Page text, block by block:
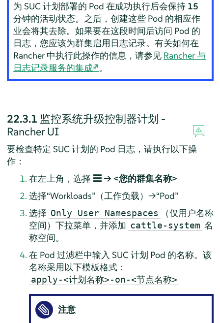
为 SUC 计划部署的 Pod 在成功执行后会保持 15
分钟的活动状态。之后，创建这些 Pod 的相应作
业会将其去除。如果要在这段时间后访问 Pod 的
日志，您应该为群集启用日志记录。有关如何在
Rancher 中执行此操作的信息，请参见 Rancher 与
日志记录服务的集成 。
22.3.1 监控系统升级控制器计划 -
Rancher UI
要检查特定 SUC 计划的 Pod 日志，请执行以下操
作：
在左上角，选择 ☰ → <您的群集名称>
选择“Workloads”（工作负载）→“Pod”
选择 Only User Namespaces
（仅用户名称
空间）下拉菜单，并添加 cattle-system 名
称空间。
在 Pod 过滤栏中输入 SUC 计划 Pod 的名称。该
名称采用以下模板格式：
apply-<计划名称>-on-<节点名称>
注意